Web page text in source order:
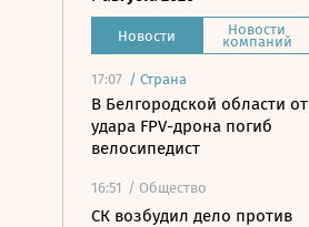
Новости Новости
компаний
17:07 / Страна
В Белгородской области от
удара FPV-дрона погиб
велосипедист
16:51 / Общество
СК возбудил дело против